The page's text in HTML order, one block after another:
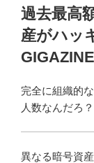
稿
日:
過去最高
産がハッ
GIGAZINE
完全に組織的
人数なんだろ？
異なる暗号資